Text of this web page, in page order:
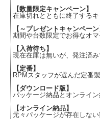
【数量限定キャンペーン】
在庫切れとともに終了する
【～プレゼントキャンペーン
期間や台数限定でお得なオ
【入荷待ち】
現在在庫は無いが、発注済
【定番】
RPMスタッフが選んだ定番
【ダウンロード版】
パッケージ納品とオンライ
【オンライン納品】
元々パッケージが存在しない